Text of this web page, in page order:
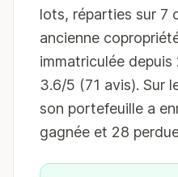
lots, réparties sur 7
ancienne
immatriculée
3.6/5 (71 avis). Sur
son portefeuille a
gagnée et 28